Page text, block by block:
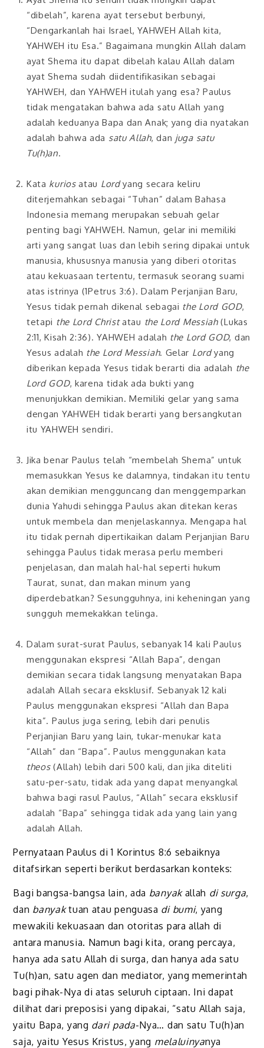
“dibelah”, karena ayat tersebut berbunyi,
“Dengarkanlah hai Israel, YAHWEH Allah kita,
YAHWEH itu Esa.” Bagaimana mungkin Allah dalam
ayat Shema itu dapat dibelah kalau Allah dalam
ayat Shema sudah diidentifikasikan sebagai
YAHWEH, dan YAHWEH itulah yang esa? Paulus
tidak mengatakan bahwa ada satu Allah yang
adalah keduanya Bapa dan Anak; yang dia nyatakan
adalah bahwa ada satu Allah, dan juga satu
Tu(h)an.
Kata kuriosatau Lordyang secara keliru
diterjemahkan sebagai “Tuhan” dalam Bahasa
Indonesia memang merupakan sebuah gelar
penting bagi YAHWEH. Namun, gelar ini memiliki
arti yang sangat luas dan lebih sering dipakai untuk
manusia, khususnya manusia yang diberi otoritas
atau kekuasaan tertentu, termasuk seorang suami
atas istrinya (1Petrus 3:6). Dalam Perjanjian Baru,
Yesus tidak pernah dikenal sebagai the Lord GOD,
tetapi the Lord Christatau the Lord Messiah(Lukas
2:11, Kisah 2:36). YAHWEH adalah the Lord GOD, dan
Yesus adalah the Lord Messiah. Gelar Lordyang
diberikan kepada Yesus tidak berarti dia adalah the
Lord GOD, karena tidak ada bukti yang
menunjukkan demikian. Memiliki gelar yang sama
dengan YAHWEH tidak berarti yang bersangkutan
itu YAHWEH sendiri.
Jika benar Paulus telah “membelah Shema” untuk
memasukkan Yesus ke dalamnya, tindakan itu tentu
akan demikian mengguncang dan menggemparkan
dunia Yahudi sehingga Paulus akan ditekan keras
untuk membela dan menjelaskannya. Mengapa hal
itu tidak pernah dipertikaikan dalam Perjanjian Baru
sehingga Paulus tidak merasa perlu memberi
penjelasan, dan malah hal-hal seperti hukum
Taurat, sunat, dan makan minum yang
diperdebatkan? Sesungguhnya, ini keheningan yang
sungguh memekakkan telinga.
Dalam surat-surat Paulus, sebanyak 14 kali Paulus
menggunakan ekspresi “Allah Bapa”, dengan
demikian secara tidak langsung menyatakan Bapa
adalah Allah secara eksklusif. Sebanyak 12 kali
Paulus menggunakan ekspresi “Allah dan Bapa
kita”. Paulus juga sering, lebih dari penulis
Perjanjian Baru yang lain, tukar-menukar kata
“Allah” dan “Bapa”. Paulus menggunakan kata
theos(Allah) lebih dari 500 kali, dan jika diteliti
satu-per-satu, tidak ada yang dapat menyangkal
bahwa bagi rasul Paulus, “Allah” secara eksklusif
adalah “Bapa” sehingga tidak ada yang lain yang
adalah Allah.
Pernyataan Paulus di 1 Korintus 8:6 sebaiknya
ditafsirkan seperti berikut berdasarkan konteks:
Bagi bangsa-bangsa lain, ada banyakallah di surga,
dan banyaktuan atau penguasa di bumi, yang
mewakili kekuasaan dan otoritas para allah di
antara manusia. Namun bagi kita, orang percaya,
hanya ada satu Allah di surga, dan hanya ada satu
Tu(h)an, satu agen dan mediator, yang memerintah
bagi pihak-Nya di atas seluruh ciptaan. Ini dapat
dilihat dari preposisi yang dipakai, “satu Allah saja,
yaitu Bapa, yang dari pada-Nya… dan satu Tu(h)an
saja, yaitu Yesus Kristus, yang melaluinyanya